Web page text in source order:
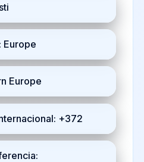
Europe
Europe
+372